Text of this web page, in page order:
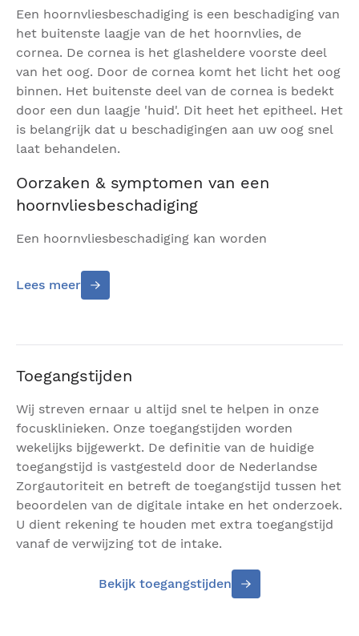
Een hoornvliesbeschadiging is een beschadiging van
het buitenste laagje van de het hoornvlies, de
cornea. De cornea is het glasheldere voorste deel
van het oog. Door de cornea komt het licht het oog
binnen. Het buitenste deel van de cornea is bedekt
door een dun laagje 'huid'. Dit heet het epitheel. Het
is belangrijk dat u beschadigingen aan uw oog snel
laat behandelen.
Oorzaken & symptomen van een
hoornvliesbeschadiging
Een hoornvliesbeschadiging kan worden
Een kras van een vinger of nagel
Te hardhandig wrijven
Dragen van contactlenzen
Herstel van hoornvliesbeschadiging
Een hoornvliesbeschadiging zal met een snelle en
adequate behandeling in de meeste gevallen binnen
een week genezen. Het nieuwe epitheel is tijdens en
na de genezing echter nog erg kwetsbaar.
Lees meer
Toegangstijden
Wij streven ernaar u altijd snel te helpen in onze
focusklinieken. Onze toegangstijden worden
wekelijks bijgewerkt. De definitie van de huidige
toegangstijd is vastgesteld door de Nederlandse
Zorgautoriteit en betreft de toegangstijd tussen het
beoordelen van de digitale intake en het onderzoek.
U dient rekening te houden met extra toegangstijd
vanaf de verwijzing tot de intake.
Bekijk toegangstijden